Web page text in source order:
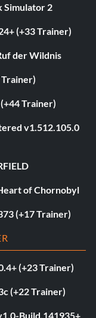
Simulator 2
(+33 Trainer)
der Wildnis
Trainer)
v1.512.105.0
of Chornobyl
(+17 Trainer)
(+23 Trainer)
(+22 Trainer)
Build.141935+